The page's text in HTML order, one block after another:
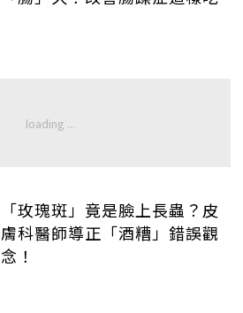
「玫瑰斑」竟是臉上長蟲？皮
膚科醫師導正「酒糟」錯誤觀
念！